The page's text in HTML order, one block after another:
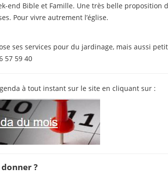
end Bible et Famille. Une très belle proposition
Pour vivre autrement l’église.
ses services pour du jardinage, mais aussi
57 59 40
à tout instant sur le site en cliquant sur :
?